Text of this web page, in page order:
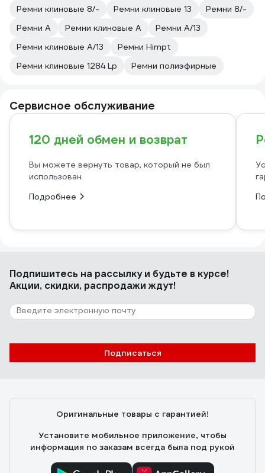
Ремни клиновые 8/-
Ремни клиновые 13
Ремни 8/-
Ремни A
Ремни клиновые A
Ремни A/13
Ремни клиновые A/13
Ремни Himpt
Ремни клиновые 1284 Lp
Ремни полиэфирные
Сервисное обслуживание
120 дней обмен и возврат
Вы можете вернуть товар, который не был
использован
Подробнее
Подпишитесь на рассылкуи будьте в курсе!
Акции, скидки, распродажи ждут!
Подписаться
Оригинальные товары с гарантией!
Установите мобильное приложение, чтобы
информация по заказам всегда была под рукой